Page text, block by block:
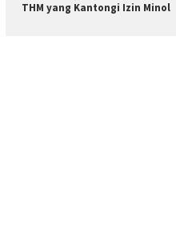
THM yang Kantongi Izin Minol